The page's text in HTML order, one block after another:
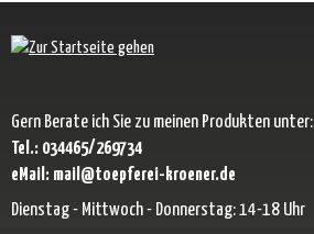
Gern Berate ich Sie zu meinen Produkten unter:
Tel.: 034465/269734
eMail: mail@toepferei-kroener.de
Dienstag - Mittwoch - Donnerstag: 14-18 Uhr